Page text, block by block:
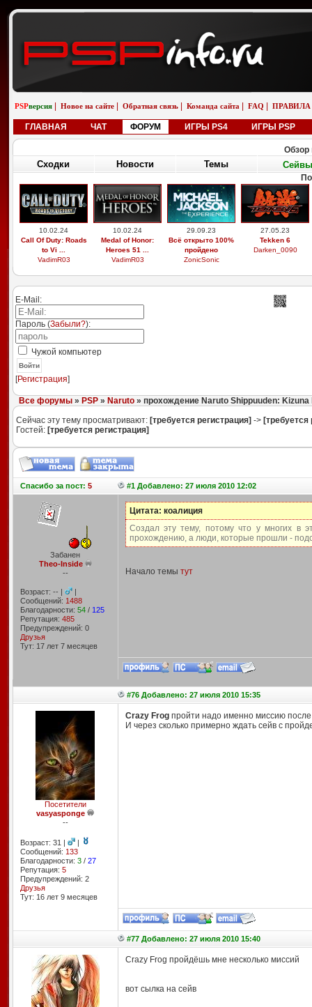
PSPверсия Новое на сайте Обратная связь Команда сайта FAQ ПРАВИЛА
ГЛАВНАЯ ЧАТ ФОРУМ ИГРЫ PS4 ИГРЫ PSP
Обзор
Сходки Новости Темы Сейвы
10.02.24
Call Of Duty: Roads
to Vi ...
VadimR03
10.02.24
Medal of Honor:
Heroes 51 ...
VadimR03
29.09.23
Всё открыто 100%
пройдено
ZonicSonic
27.05.23
Tekken 6
Darken_0090
E-Mail:
Пароль (Забыли?):
Чужой компьютер
Войти
[Регистрация]
Все форумы» PSP» Naruto» прохождение Naruto Shippuuden:
Сейчас эту тему просматривают: [требуется регистрация] -> [требуется
Гостей: [требуется регистрация]
Спасибоза пост: 5 #1 Добавлено: 27 июля 2010 12:02
Забанен
Theo-Inside
--
Возраст: -- |
|
Сообщений: 1488
Благодарности: 54/ 125
Репутация: 485
Предупреждений: 0
Друзья
Тут: 17 лет 7 месяцев
Цитата: коалиция
Cоздал эту тему, потому что у многих в
прохождению, а люди, которые прошли -
Начало темы тут
#76 Добавлено: 27 июля 2010 15:35
Посетители
vasyasponge
--
Возраст: 31 |
|
Сообщений: 133
Благодарности: 3/ 27
Репутация: 5
Предупреждений: 2
Друзья
Тут: 16 лет 9 месяцев
Crazy Frogпройти надо именно миссию после
И через сколько примерно ждать сейв с
#77 Добавлено: 27 июля 2010 15:40
Crazy Frog пройдёшь мне несколько миссий
вот сылка на сейв